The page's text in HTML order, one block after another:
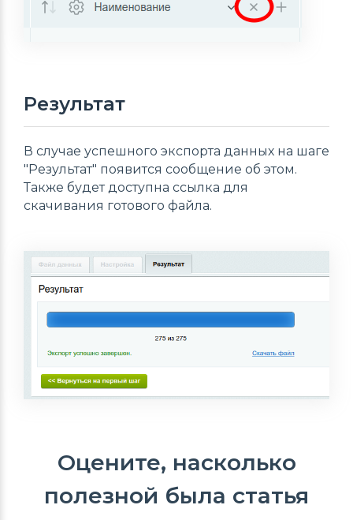
Результат
В случае успешного экспорта данных на шаге
"Результат" появится сообщение об этом.
Также будет доступна ссылка для
скачивания готового файла.
Оцените, насколько
полезной была статья